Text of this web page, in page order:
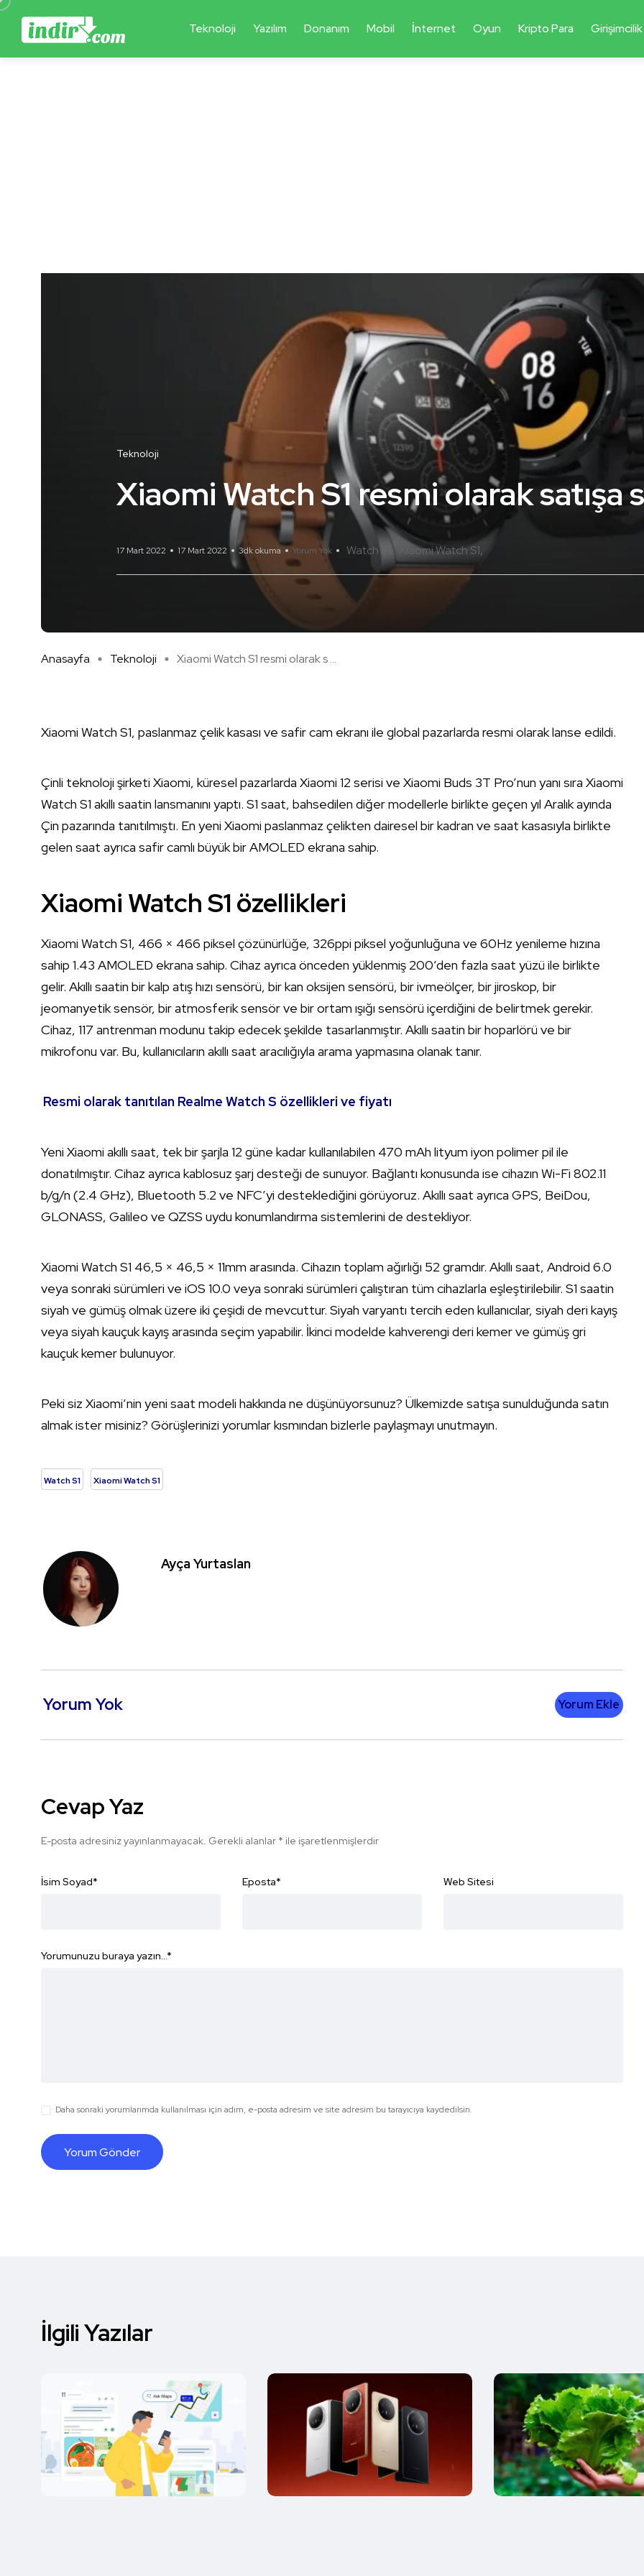
Teknoloji Yazılım Donanım Mobil İnternet Oyun Kripto Para Girişimcilik
Teknoloji
Xiaomi Watch S1 resmi olarak satışa
17 Mart 2022 17 Mart 2022 3dk okuma Yorum Yok Watch S1 Xiaomi Watch S1
Anasayfa Teknoloji Xiaomi Watch S1 resmi olarak s ...
Xiaomi Watch S1, paslanmaz çelik kasası ve safir cam ekranı ile global pazarlarda resmi olarak lanse edildi.
Çinli teknoloji şirketi Xiaomi, küresel pazarlarda Xiaomi 12 serisi ve Xiaomi Buds 3T Pro’nun yanı sıra Xiaomi
Watch S1 akıllı saatin lansmanını yaptı. S1 saat, bahsedilen diğer modellerle birlikte geçen yıl Aralık ayında
Çin pazarında tanıtılmıştı. En yeni Xiaomi paslanmaz çelikten dairesel bir kadran ve saat kasasıyla birlikte
gelen saat ayrıca safir camlı büyük bir AMOLED ekrana sahip.
Xiaomi Watch S1 özellikleri
Xiaomi Watch S1, 466 × 466 piksel çözünürlüğe, 326ppi piksel yoğunluğuna ve 60Hz yenileme hızına
sahip 1.43 AMOLED ekrana sahip. Cihaz ayrıca önceden yüklenmiş 200’den fazla saat yüzü ile birlikte
gelir. Akıllı saatin bir kalp atış hızı sensörü, bir kan oksijen sensörü, bir ivmeölçer, bir jiroskop, bir
jeomanyetik sensör, bir atmosferik sensör ve bir ortam ışığı sensörü içerdiğini de belirtmek gerekir.
Cihaz, 117 antrenman modunu takip edecek şekilde tasarlanmıştır. Akıllı saatin bir hoparlörü ve bir
mikrofonu var. Bu, kullanıcıların akıllı saat aracılığıyla arama yapmasına olanak tanır.
Resmi olarak tanıtılan Realme Watch S özellikleri ve fiyatı
Yeni Xiaomi akıllı saat, tek bir şarjla 12 güne kadar kullanılabilen 470 mAh lityum iyon polimer pil ile
donatılmıştır. Cihaz ayrıca kablosuz şarj desteği de sunuyor. Bağlantı konusunda ise cihazın Wi-Fi 802.11
b/g/n (2.4 GHz), Bluetooth 5.2 ve NFC’yi desteklediğini görüyoruz. Akıllı saat ayrıca GPS, BeiDou,
GLONASS, Galileo ve QZSS uydu konumlandırma sistemlerini de destekliyor.
Xiaomi Watch S1 46,5 × 46,5 × 11mm arasında. Cihazın toplam ağırlığı 52 gramdır. Akıllı saat, Android 6.0
veya sonraki sürümleri ve iOS 10.0 veya sonraki sürümleri çalıştıran tüm cihazlarla eşleştirilebilir. S1 saatin
siyah ve gümüş olmak üzere iki çeşidi de mevcuttur. Siyah varyantı tercih eden kullanıcılar, siyah deri kayış
veya siyah kauçuk kayış arasında seçim yapabilir. İkinci modelde kahverengi deri kemer ve gümüş gri
kauçuk kemer bulunuyor.
Peki siz Xiaomi’nin yeni saat modeli hakkında ne düşünüyorsunuz? Ülkemizde satışa sunulduğunda satın
almak ister misiniz? Görüşlerinizi yorumlar kısmından bizlerle paylaşmayı unutmayın.
Watch S1 Xiaomi Watch S1
Ayça Yurtaslan
Yorum Yok Yorum Ekle
Cevap Yaz
E-posta adresiniz yayınlanmayacak. Gerekli alanlar * ile işaretlenmişlerdir
İsim Soyad* Eposta* Web Sitesi
Yorumunuzu buraya yazın...*
Daha sonraki yorumlarımda kullanılması için adım, e-posta adresim ve site adresim bu tarayıcıya kaydedilsin.
İlgili Yazılar